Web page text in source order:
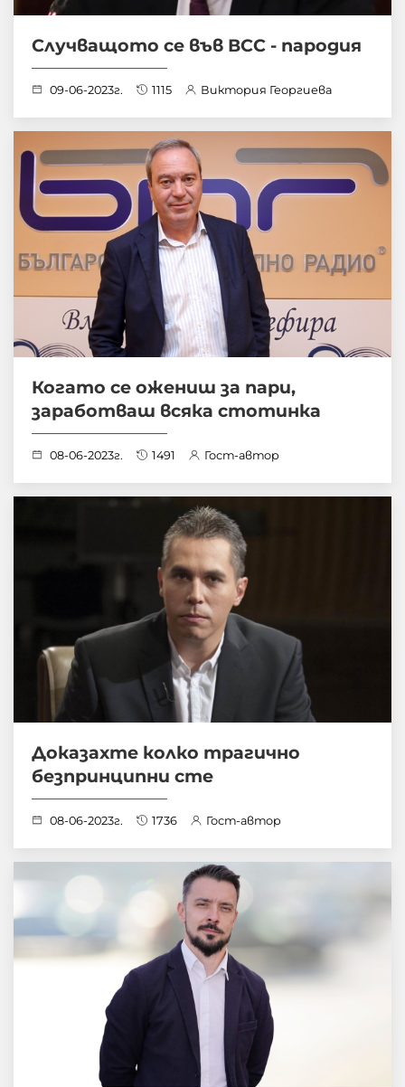
Случващото се във ВСС - пародия
09-06-2023г. 1115 Виктория Георгиева
Когато се ожениш за пари,
заработваш всяка стотинка
08-06-2023г. 1491 Гост-автор
Доказахте колко трагично
безпринципни сте
08-06-2023г. 1736 Гост-автор